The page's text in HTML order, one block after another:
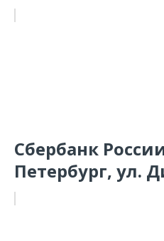
Сбербанк
Петербург, ул.